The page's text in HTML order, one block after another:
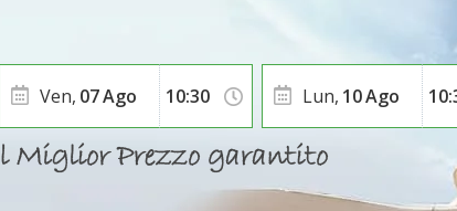
Polski
Română
العربية
Ven, 07Ago Lun, 10Ago